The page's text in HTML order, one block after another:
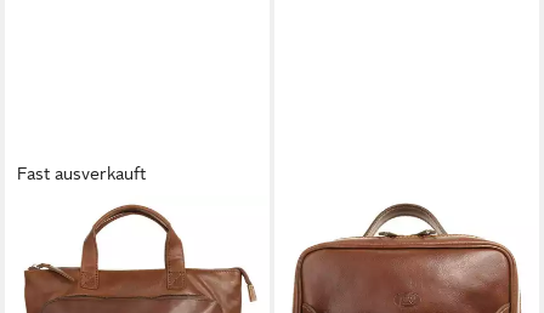
Fast ausverkauft
Laptoprucksack, echt Leder
198,95 €
lieferbar - in 1-2 Werktagen bei dir
Laptoprucksack, echt Leder,
Made in Italy
198,95 €